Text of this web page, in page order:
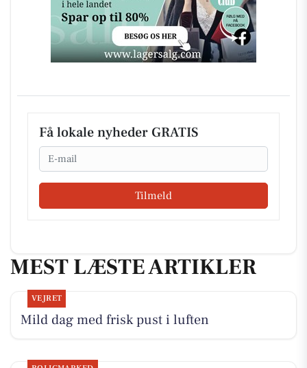
Få lokale nyheder GRATIS
Email
Tilmeld
MEST LÆSTE ARTIKLER
VEJRET
Mild dag med frisk pust i luften